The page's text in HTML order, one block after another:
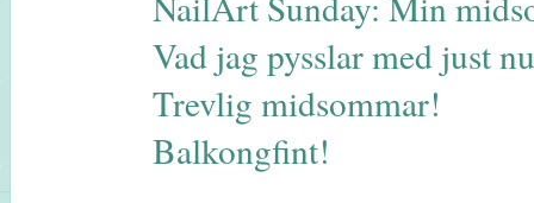
Vad jag pysslar med just
Trevlig midsommar!
Balkongfint!